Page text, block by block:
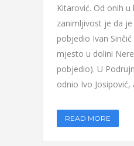
Kitarović. Od onih
zanimljivost je da
pobjedio Ivan
mjesto u dolini
pobjedio). U
odnio Ivo Josipović,
READ MORE